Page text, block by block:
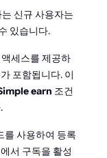
신규 사용자는
있습니다.
세스를 제공하
포함됩니다. 이
earn 조건
를 사용하여 등록
서 구독을 활성